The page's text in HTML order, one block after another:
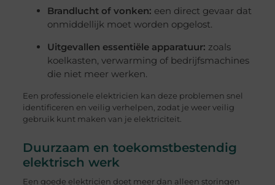
Brandlucht of vonken: een direct gevaar dat
onmiddellijk moet worden opgelost.
Uitgevallen essentiële apparatuur: zoals
koelkasten, verwarming of bedrijfsmachines
die niet meer werken.
Een professionele elektricien kan deze problemen snel
identificeren en veilig verhelpen, zodat je weer veilig
gebruik kunt maken van je elektriciteit.
Duurzaam en toekomstbestendig
elektrisch werk
Een goede elektricien doet meer dan alleen storingen